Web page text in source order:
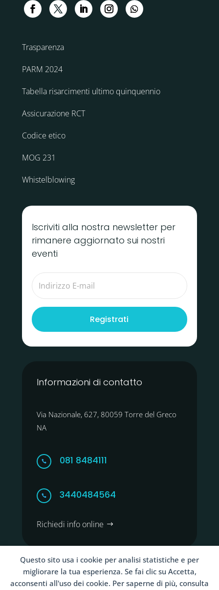
Questo sito usa i cookie per analisi statistiche e per
migliorare la tua esperienza. Se fai clic su Accetta,
acconsenti all'uso dei cookie. Per saperne di più, consulta
Trasparenza
PARM 2024
Tabella risarcimenti ultimo quinquennio
Assicurazione RCT
Codice etico
MOG 231
Whistelblowing
Iscriviti alla nostra newsletter per
rimanere aggiornato sui nostri
eventi
Registrati
Informazioni di contatto
Via Nazionale, 627, 80059 Torre del Greco
NA
 081 8484111
 3440484564
Richiedi info online